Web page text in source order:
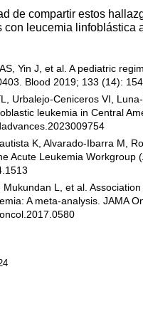
de compartir estos
con leucemia linfoblástica
Yin J, et al. A pediatric
Blood 2019; 133 (14):
Urbalejo-Ceniceros VI,
leukemia in Central
K, Alvarado-Ibarra M,
Acute Leukemia Workgroup
L, et al.
A meta-analysis. JAMA